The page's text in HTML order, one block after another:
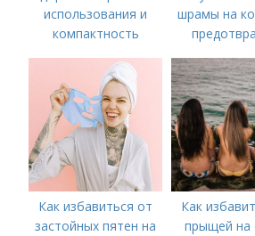
использования и
компактность
шрамы на
Как избавиться от
застойных пятен на
Как
прыщей на